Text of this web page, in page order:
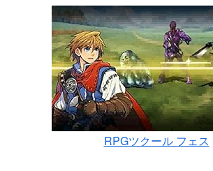
RPGツクール フェス